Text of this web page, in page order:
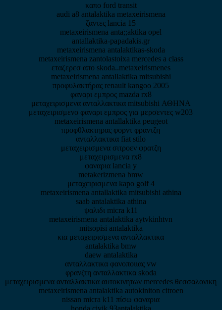
καπο ford transit
audi a8 antalaktika metaxeirismena
ζαντες lancia 15
metaxeirismena anta;;aktika opel
antallaktika-papadakis.gr
metaxeirismena antalaktikas-skoda
metaxeirismena zantolastoixa mercedes a class
εταζερεσ απο skoda..metaxeirismenes
metaxeirismena antallaktika mitsubishi
προφυλακτήρας renault kangoo 2005
φαναρι εμπρος mazda rx8
μεταχειρισμενα ανταλλακτικα mitsubishi ΑΘΗΝΑ
μεταχειρισμενο φαναρι εμπρος για μερσεντες w203
metaxeirismena antallaktika peugeot
προφθλακτηρας φορντ φραντζη
ανταλλακτικα fiat stilo
μεταχειρισμενα σιτροεν φρατζη
μεταχειρισμενα rx8
φαναρια lancia y
metakerizmena bmw
μεταχειρισμενα kapo golf 4
metaxeirismena antallaktika mitsubishi athina
saab antalaktika athina
ψαλιδι micra k11
metaxeirismena antalaktika aytvkinhtvn
mitsopisi antalaktika
κια μεταχειρισμενα ανταλλακτικα
antalaktika bmw
daew antalaktika
ανταλλακτικα φανοποιιας vw
φρανζτη ανταλλακτικα skoda
μεταχειρισμενα ανταλλακτικα αυτοκινητων mercedes θεσσαλονικη
metaxeirismena antalaktika autokiniton citroen
nissan micra k11 πίσω φαναρια
honda civik 93antalaktika